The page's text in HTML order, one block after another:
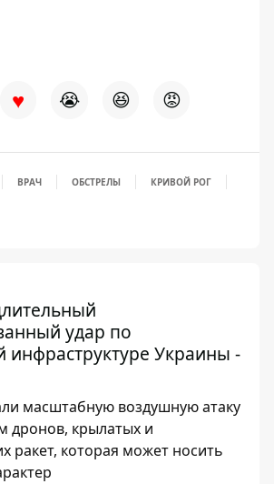
♥ 😭 😆 😡
ВРАЧ ОБСТРЕЛЫ
КРИВОЙ РОГ
удар по
инфраструктуре Украины -
масштабную воздушную атаку
дронов, крылатых и
ракет, которая может носить